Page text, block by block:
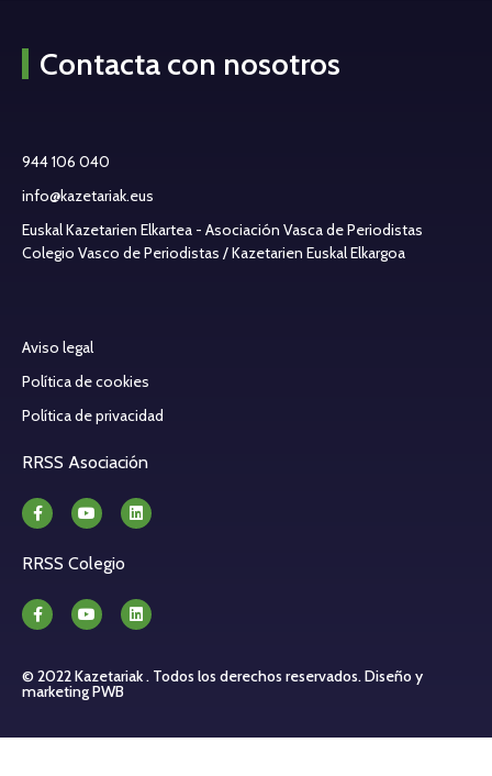
Contacta con nosotros
944 106 040
info@kazetariak.eus
Euskal Kazetarien Elkartea - Asociación Vasca de Periodistas
Colegio Vasco de Periodistas / Kazetarien Euskal Elkargoa
Aviso legal
Política de cookies
Política de privacidad
RRSS Asociación
RRSS Colegio
© 2022 Kazetariak . Todos los derechos reservados.Diseño y
marketing PWB